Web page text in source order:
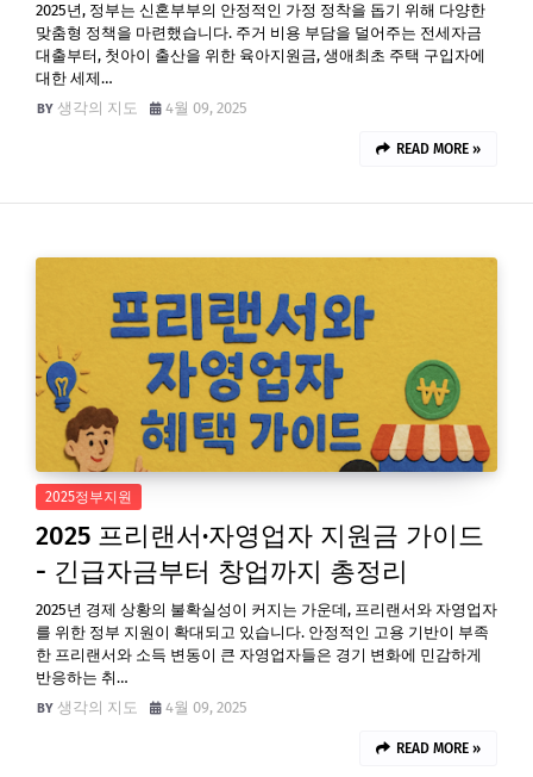
2025년, 정부는 신혼부부의 안정적인 가정 정착을 돕기 위해 다양한
맞춤형 정책을 마련했습니다. 주거 비용 부담을 덜어주는 전세자금
대출부터, 첫아이 출산을 위한 육아지원금, 생애최초 주택 구입자에
대한 세제…
생각의 지도
4월 09, 2025
READ MORE »
2025정부지원
2025 프리랜서·자영업자 지원금 가이드
- 긴급자금부터 창업까지 총정리
2025년 경제 상황의 불확실성이 커지는 가운데, 프리랜서와 자영업자
를 위한 정부 지원이 확대되고 있습니다. 안정적인 고용 기반이 부족
한 프리랜서와 소득 변동이 큰 자영업자들은 경기 변화에 민감하게
반응하는 취…
생각의 지도
4월 09, 2025
READ MORE »